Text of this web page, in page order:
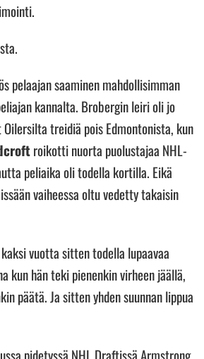
pelaajan saaminen mahdollisimman
kannalta. Brobergin leiri oli jo
treidiä pois Edmontonista, kun
roikotti nuorta puolustajaa NHL-
peliaika oli todella kortilla. Eikä
vaiheessa oltu vedetty takaisin
vuotta sitten todella lupaavaa
kun hän teki pienenkin virheen jäällä,
päätä. Ja sitten yhden suunnan lippua